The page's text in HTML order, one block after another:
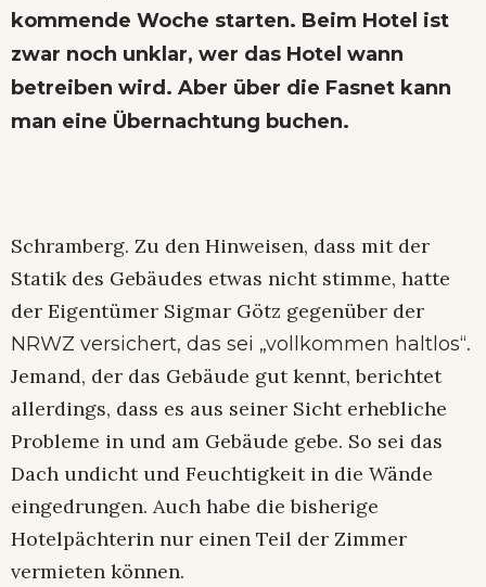
kommende Woche starten. Beim Hotel ist
zwar noch unklar, wer das Hotel wann
betreiben wird. Aber über die Fasnet kann
man eine Übernachtung buchen.
Schramberg. Zu den Hinweisen, dass mit der
Statik des Gebäudes etwas nicht stimme, hatte
der Eigentümer Sigmar Götz gegenüber der
NRWZ versichert, das sei „vollkommen haltlos“.
Jemand, der das Gebäude gut kennt, berichtet
allerdings, dass es aus seiner Sicht erhebliche
Probleme in und am Gebäude gebe. So sei das
Dach undicht und Feuchtigkeit in die Wände
eingedrungen. Auch habe die bisherige
Hotelpächterin nur einen Teil der Zimmer
vermieten können.